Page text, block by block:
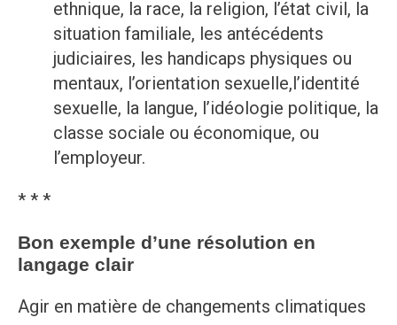
ethnique, la race, la religion, l’état civil, la
situation familiale, les antécédents
judiciaires, les handicaps physiques ou
mentaux, l’orientation sexuelle,l’identité
sexuelle, la langue, l’idéologie politique, la
classe sociale ou économique, ou
l’employeur.
* * *
Bon exemple d’une résolution en
langage clair
Agir en matière de changements climatiques